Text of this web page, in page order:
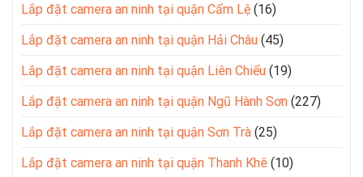
Lắp đặt camera an ninh tại quận Cẩm Lệ (16)
Lắp đặt camera an ninh tại quận Hải Châu (45)
Lắp đặt camera an ninh tại quận Liên Chiểu (19)
Lắp đặt camera an ninh tại quận Ngũ Hành Sơn (227)
Lắp đặt camera an ninh tại quận Sơn Trà (25)
Lắp đặt camera an ninh tại quận Thanh Khê (10)